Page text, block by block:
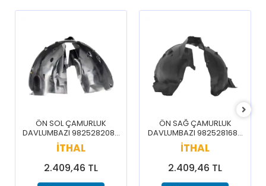
ÖN SOL ÇAMURLUK
DAVLUMBAZI 9825282080
/ 3008 5008 16-20
İTHAL
2.409,46 TL
ÖN SAĞ ÇAMURLUK
DAVLUMBAZI 9825281680
/ 3008 5008 16-20
İTHAL
2.409,46 TL